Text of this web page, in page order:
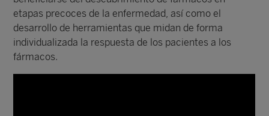
etapas precoces de la enfermedad, así como el
desarrollo de herramientas que midan de forma
individualizada la respuesta de los pacientes a los
fármacos.